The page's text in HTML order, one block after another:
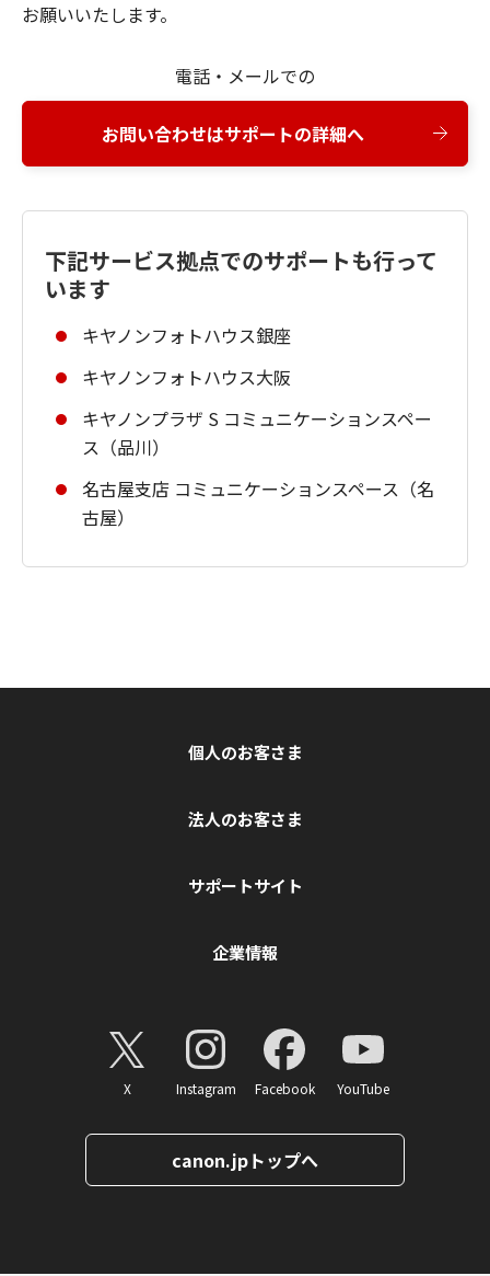
お願いいたします。
電話・メールでの
お問い合わせはサポートの詳細へ
下記サービス拠点でのサポートも行って
います
キヤノンフォトハウス銀座
キヤノンフォトハウス大阪
キヤノンプラザ S コミュニケーションスペー
ス（品川）
名古屋支店 コミュニケーションスペース（名
古屋）
個人のお客さま
法人のお客さま
サポートサイト
企業情報
X Instagram Facebook YouTube
canon.jpトップへ